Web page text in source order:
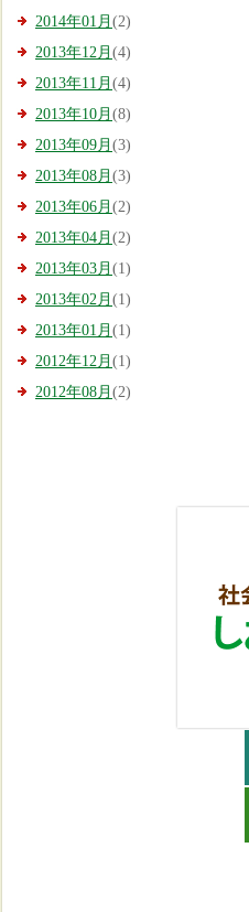
2014年01月 (2)
2013年12月 (4)
2013年11月 (4)
2013年10月 (8)
2013年09月 (3)
2013年08月 (3)
2013年06月 (2)
2013年04月 (2)
2013年03月 (1)
2013年02月 (1)
2013年01月 (1)
2012年12月 (1)
2012年08月 (2)